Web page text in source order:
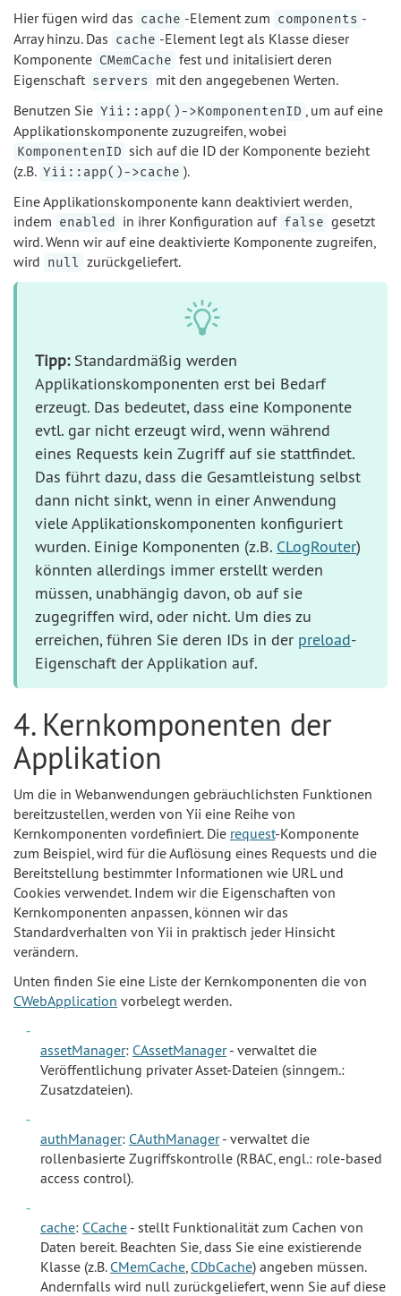
Hier fügen wird das cache -Element zum components -
Array hinzu. Das cache -Element legt als Klasse dieser
Komponente CMemCache fest und initalisiert deren
Eigenschaft servers mit den angegebenen Werten.
Benutzen Sie Yii::app()->KomponentenID , um auf eine
Applikationskomponente zuzugreifen, wobei
KomponentenID sich auf die ID der Komponente bezieht
(z.B. Yii::app()->cache ).
Eine Applikationskomponente kann deaktiviert werden,
indem enabled in ihrer Konfiguration auf false gesetzt
wird. Wenn wir auf eine deaktivierte Komponente zugreifen,
wird null zurückgeliefert.
Tipp:Standardmäßig werden
Applikationskomponenten erst bei Bedarf
erzeugt. Das bedeutet, dass eine Komponente
evtl. gar nicht erzeugt wird, wenn während
eines Requests kein Zugriff auf sie stattfindet.
Das führt dazu, dass die Gesamtleistung selbst
dann nicht sinkt, wenn in einer Anwendung
viele Applikationskomponenten konfiguriert
wurden. Einige Komponenten (z.B. CLogRouter)
könnten allerdings immer erstellt werden
müssen, unabhängig davon, ob auf sie
zugegriffen wird, oder nicht. Um dies zu
erreichen, führen Sie deren IDs in der preload-
Eigenschaft der Applikation auf.
4. Kernkomponenten der
Applikation
Um die in Webanwendungen gebräuchlichsten Funktionen
bereitzustellen, werden von Yii eine Reihe von
Kernkomponenten vordefiniert. Die request-Komponente
zum Beispiel, wird für die Auflösung eines Requests und die
Bereitstellung bestimmter Informationen wie URL und
Cookies verwendet. Indem wir die Eigenschaften von
Kernkomponenten anpassen, können wir das
Standardverhalten von Yii in praktisch jeder Hinsicht
verändern.
Unten finden Sie eine Liste der Kernkomponenten die von
CWebApplication vorbelegt werden.
assetManager: CAssetManager- verwaltet die
Veröffentlichung privater Asset-Dateien (sinngem.:
Zusatzdateien).
authManager: CAuthManager- verwaltet die
rollenbasierte Zugriffskontrolle (RBAC, engl.: role-based
access control).
cache: CCache - stellt Funktionalität zum Cachen von
Daten bereit. Beachten Sie, dass Sie eine existierende
Klasse (z.B. CMemCache, CDbCache) angeben müssen.
Andernfalls wird null zurückgeliefert, wenn Sie auf diese